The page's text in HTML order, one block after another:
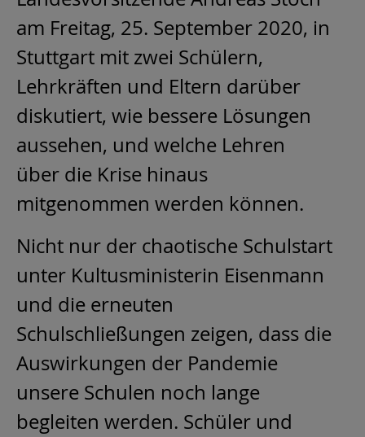
am Freitag, 25. September 2020, in
Stuttgart mit zwei Schülern,
Lehrkräften und Eltern darüber
diskutiert, wie bessere Lösungen
aussehen, und welche Lehren
über die Krise hinaus
mitgenommen werden können.
Nicht nur der chaotische Schulstart
unter Kultusministerin Eisenmann
und die erneuten
Schulschließungen zeigen, dass die
Auswirkungen der Pandemie
unsere Schulen noch lange
begleiten werden. Schüler und